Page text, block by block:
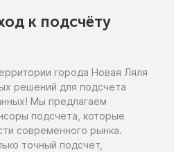
к подсчёту
города Новая Ляля
решений для подсчета
Мы предлагаем
подсчета, которые
современного рынка.
точный подсчет,